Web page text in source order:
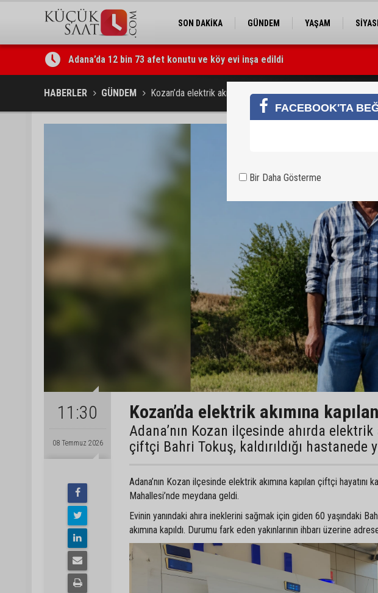
SON DAKİKA GÜNDEM YAŞAM
Adana’da 12 bin 73 afet konutu ve köy evi inşa edildi
Tarihi Tepebağ Projesi için değerlendirme toplantısı yapıldı
HABERLER GÜNDEM Kozan’da elektrik akımına kapılan çiftçi hayatını kaybetti
11:30
08 Temmuz 2026
Kozan’da elektrik akımına
Adana’nın Kozan ilçesinde ahırda elektrik
çiftçi Bahri Tokuş, kaldırıldığı hastanede
Adana’nın Kozan ilçesinde elektrik akımına kapılan çiftçi
Mahallesi’nde meydana geldi.
Evinin yanındaki ahıra ineklerini sağmak için giden 60 yaşındaki
akımına kapıldı. Durumu fark eden yakınlarının ihbarı üzerine
FACEBOOK'TA
Bir Daha Gösterme